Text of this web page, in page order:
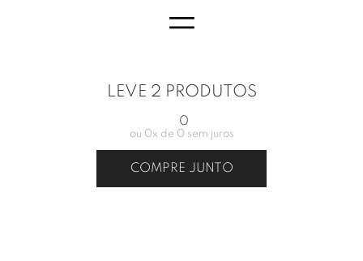
=
LEVE 2 PRODUTOS
0
ou 0x de 0 sem juros
COMPRE JUNTO